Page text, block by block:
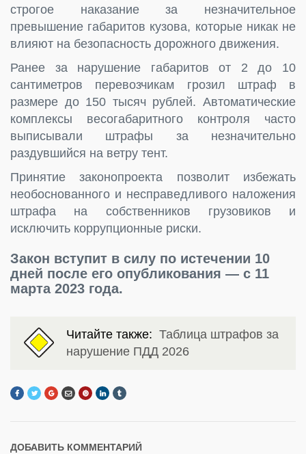
строгое наказание за незначительное
превышение габаритов кузова, которые никак не
влияют на безопасность дорожного движения.
Ранее за нарушение габаритов от 2 до 10
сантиметров перевозчикам грозил штраф в
размере до 150 тысяч рублей. Автоматические
комплексы весогабаритного контроля часто
выписывали штрафы за незначительно
раздувшийся на ветру тент.
Принятие законопроекта позволит избежать
необоснованного и несправедливого наложения
штрафа на собственников грузовиков и
исключить коррупционные риски.
Закон вступит в силу по истечении 10
дней после его опубликования — с 11
марта 2023 года.
Читайте также: Таблица штрафов за
нарушение ПДД 2026
ДОБАВИТЬ КОММЕНТАРИЙ